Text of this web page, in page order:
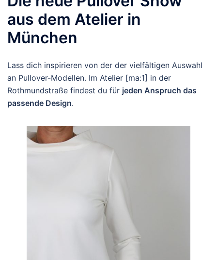
aus dem Atelier in
München
Lass dich inspirieren von der der vielfältigen Auswahl
an Pullover-Modellen. Im Atelier [ma:1] in der
Rothmundstraße findest du für jeden Anspruch das
passende Design.